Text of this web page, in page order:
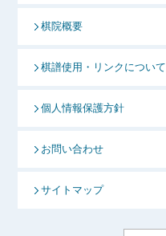
棋院概要
棋譜使用・リンクについて
個人情報保護方針
お問い合わせ
サイトマップ